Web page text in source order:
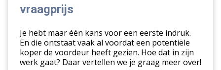
zijn
vraagprijs
vraagprijs
Je hebt maar één kans voor een eerste indruk.
En die ontstaat vaak al voordat een potentiële
koper de voordeur heeft gezien. Hoe dat in zijn
werk gaat? Daar vertellen we je graag meer over!